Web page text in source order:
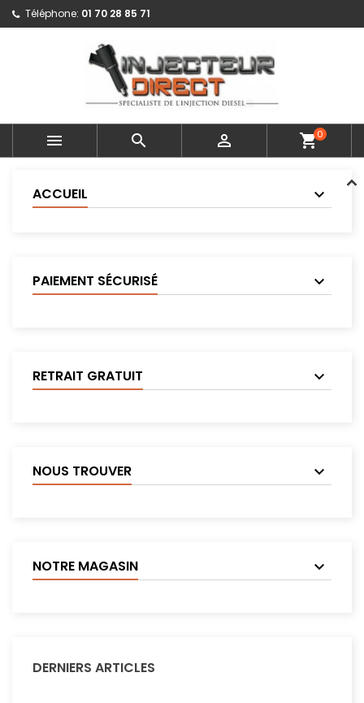
Téléphone: 01 70 28 85 71
   shopping_cart0
ACCUEIL
PAIEMENT SÉCURISÉ
RETRAIT GRATUIT
NOUS TROUVER
NOTRE MAGASIN
DERNIERS ARTICLES